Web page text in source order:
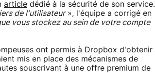
article dédié à la sécurité de son service.
de l'utilisateur», l'équipe a corrigé en
vous stockez au sein de votre compte
ont permis à Dropbox d'obtenir
mis en place des mécanismes de
souscrivant à une offre premium de